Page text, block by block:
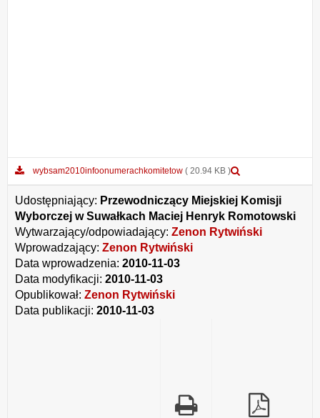
wybsam2010infoonumerachkomitetow ( 20.94 KB )
Udostępniający: Przewodniczący Miejskiej Komisji
Wyborczej w Suwałkach Maciej Henryk Romotowski
Wytwarzający/odpowiadający: Zenon Rytwiński
Wprowadzający: Zenon Rytwiński
Data wprowadzenia: 2010-11-03
Data modyfikacji: 2010-11-03
Opublikował: Zenon Rytwiński
Data publikacji: 2010-11-03